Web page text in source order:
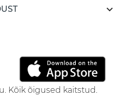

Kõik õigused kaitstud.